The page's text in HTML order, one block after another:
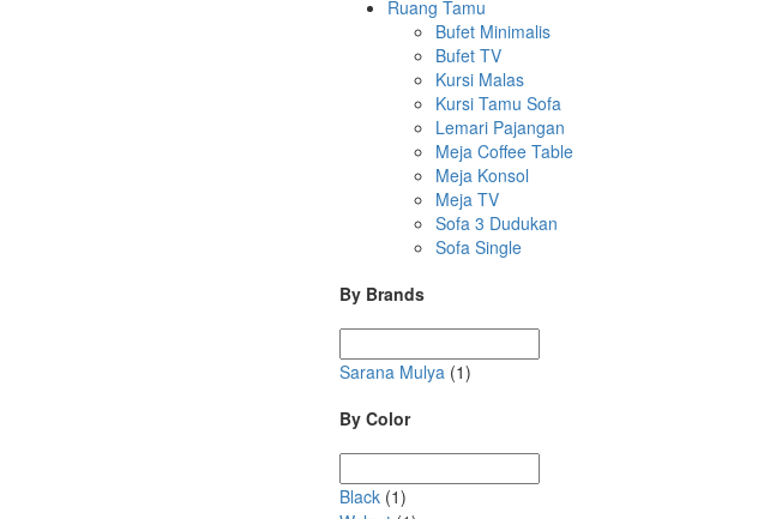
Ruang Tamu
Bufet Minimalis
Bufet TV
Kursi Malas
Kursi Tamu Sofa
Lemari Pajangan
Meja Coffee Table
Meja Konsol
Meja TV
Sofa 3 Dudukan
Sofa Single
By Brands
Sarana Mulya (1)
By Color
Black (1)